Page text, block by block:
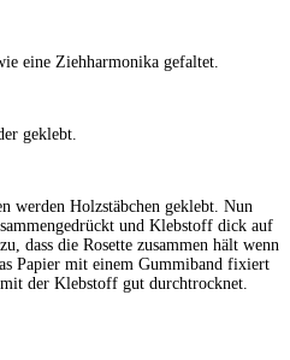
eine Ziehharmonika gefaltet.
geklebt.
werden Holzstäbchen geklebt. Nun
und Klebstoff dick auf
dass die Rosette zusammen hält wenn
Papier mit einem Gummiband fixiert
der Klebstoff gut durchtrocknet.